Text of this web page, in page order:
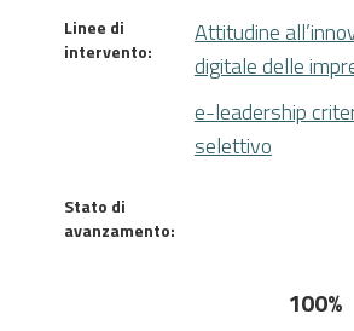
Linee di
intervento:
Attitudine
digitale delle
e-leadership
selettivo
Stato di
avanzamento:
100%